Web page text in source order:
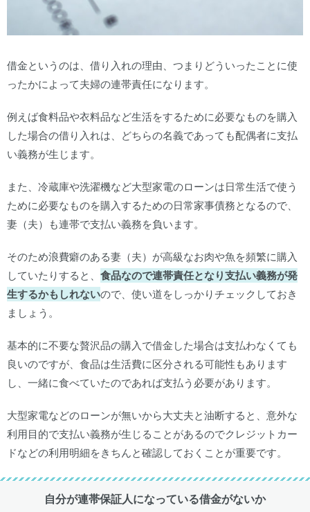
借金というのは、借り入れの理由、つまりどういったことに使
ったかによって夫婦の連帯責任になります。
例えば食料品や衣料品など生活をするために必要なものを購入
した場合の借り入れは、どちらの名義であっても配偶者に支払
い義務が生じます。
また、冷蔵庫や洗濯機など大型家電のローンは日常生活で使う
ために必要なものを購入するための日常家事債務となるので、
妻（夫）も連帯で支払い義務を負います。
そのため浪費癖のある妻（夫）が高級なお肉や魚を頻繁に購入
していたりすると、 食品なので連帯責任となり支払い義務が発
生するかもしれないので、使い道をしっかりチェックしておき
ましょう。
基本的に不要な贅沢品の購入で借金した場合は支払わなくても
良いのですが、食品は生活費に区分される可能性もあります
し、一緒に食べていたのであれば支払う必要があります。
大型家電などのローンが無いから大丈夫と油断すると、意外な
利用目的で支払い義務が生じることがあるのでクレジットカー
ドなどの利用明細をきちんと確認しておくことが重要です。
自分が連帯保証人になっている借金がないか